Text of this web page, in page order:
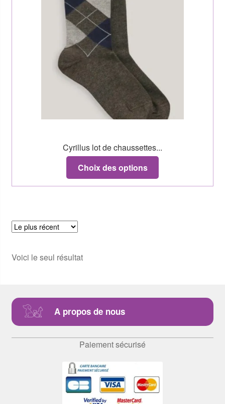
Cyrillus lot de chaussettes...
Choix des options
Voici le seul résultat
A propos de nous
Paiement sécurisé